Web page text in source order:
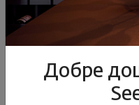
10 „Ммм!...“ вина,
Добре